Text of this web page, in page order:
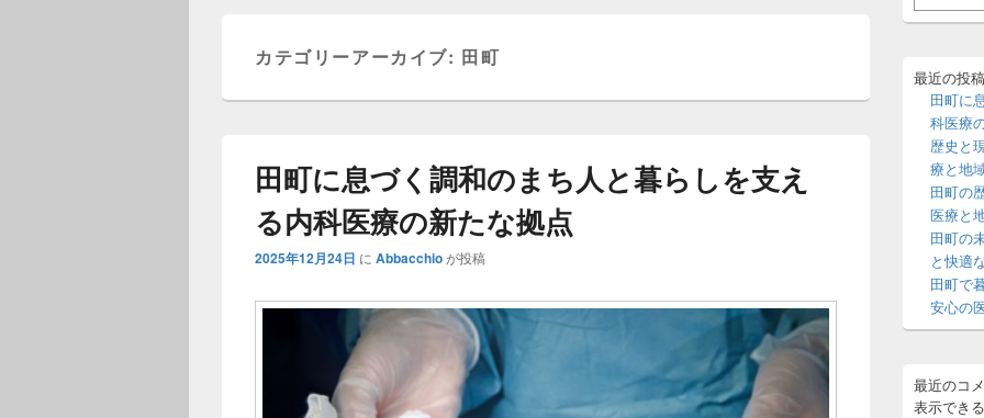
カテゴリーアーカイブ: 田町
田町に息づく調和のまち人と暮らしを支え
る内科医療の新たな拠点
2025年12月24日 に Abbacchioが投稿
イ
ー最近の投稿
田町に
科医療
歴史と
療と地
田町の
医療と
田町の
と快適
田町で
安心の
最近のコ
表示でき